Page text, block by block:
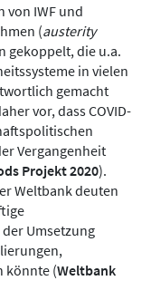
von IWF und
(austerity
gekoppelt, die u.a.
in vielen
gemacht
vor, dass COVID-
Vergangenheit
Projekt 2020).
Weltbank deuten
Umsetzung
könnte (Weltbank